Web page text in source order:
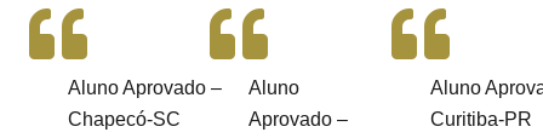
Aluno Aprovado –
Chapecó-SC
Aluno
Aprovado –
Aluno
Curitiba-PR